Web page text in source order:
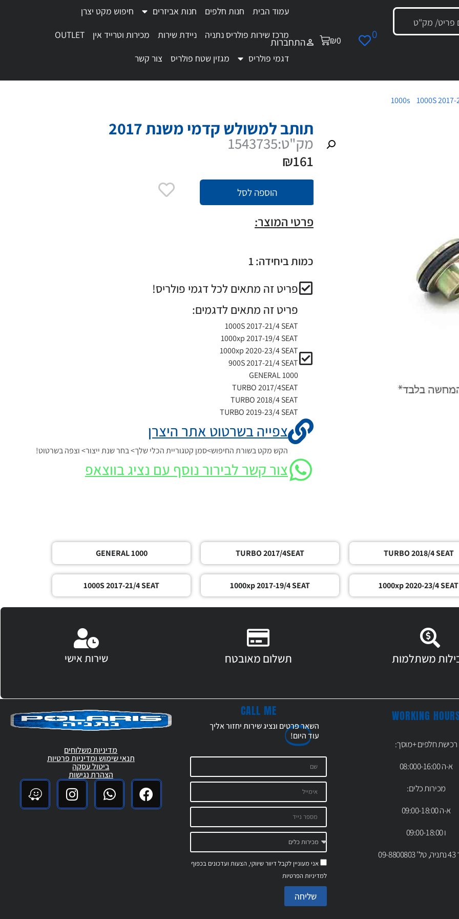
0
₪0 התחברות
עמוד הבית חנות חלפים חנות אביזרים
חיפוש מקט יצרן
מרכז שירות פולריס נתניה
ניידת שירות מכירות וטרייד אין
OUTLET
דגמי פולריס
מגזין שטח פולריס צור קשר
תותב למשולש קדמי משנת 2017
מק"ט:1543735
₪161
הוספה לסל
פרטי המוצר:
כמות ביחידה: 1
פריט זה מתאים לכל דגמי פולריס!
פריט זה מתאים לדגמים:
1000S 2017-21/4 SEAT
1000xp 2017-19/4 SEAT
1000xp 2020-23/4 SEAT
900S 2017-21/4 SEAT
GENERAL 1000
TURBO 2017/4SEAT
TURBO 2018/4 SEAT
TURBO 2019-23/4 SEAT
צפייה בשרטוט אתר היצרן
הקש מקט בשורת החיפוש>סמן קטגוריית הכלי שלך> בחר שנת ייצור> וצפה בשרטוט!
צור קשר לבירור נוסף עם נציג בווצאפ
1000S 2017-
TURBO 2018/4 SEAT
TURBO 2017/4SEAT
GENERAL 1000
1000xp 2020-23/4 SEAT
1000xp 2017-19/4 SEAT
1000S 2017-21/4 SEAT
משתלמות תשלום מאובטח שירות אישי
WORKING
רכישת חלפים +מוסך:
א-ה 08:000-16:00
מכירות כלים:
א-ה 09:00-18:00
ו 09:00-18:00
CALL ME
השאר פרטים ונציג שירות יחזור אליך
עודהיום!
אני מעוניין לקבל דיוור שיווקי, הצעות ועדכונים בכפוף
למדיניות הפרטיות
שליחה
מדיניות משלוחים
תנאי שימוש ומדיניות פרטיות
ביטול עסקה
הצהרת נגישות